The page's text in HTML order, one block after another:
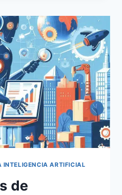
INTELIGENCIA ARTIFICIAL
de